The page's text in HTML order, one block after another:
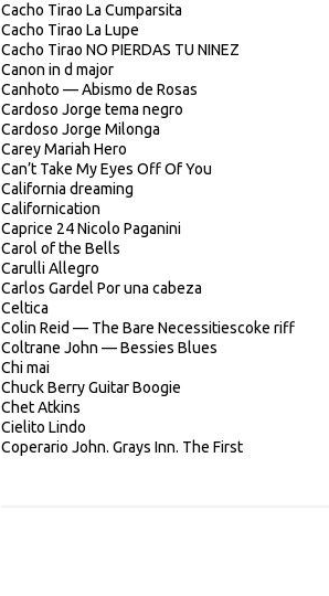
Cacho Tirao La Cumparsita
Cacho Tirao La Lupe
Cacho Tirao NO PIERDAS TU NINEZ
Canon in d major
Canhoto — Abismo de Rosas
Cardoso Jorge tema negro
Cardoso Jorge Milonga
Carey Mariah Hero
Can’t Take My Eyes Off Of You
Сalifornia dreaming
Californication
Caprice 24Nicolo Paganini
Carol of the Bells
Carulli Allegro
Carlos Gardel Por una cabeza
Celtica
Colin Reid — The Bare Necessitiescoke riff
Coltrane John — Bessies Blues
Chi mai
Chuck Berry Guitar Boogie
Chet Atkins
Cielito Lindo
Coperario John. Grays Inn. The First